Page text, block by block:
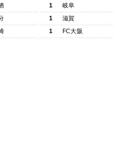
1
岐阜
1
滋賀
1
FC大阪